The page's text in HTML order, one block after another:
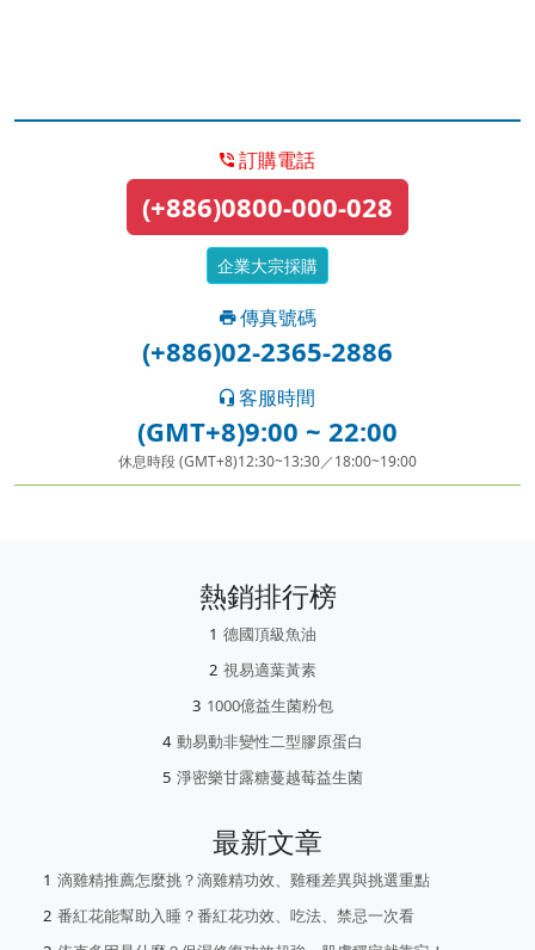
訂購電話
(+886)0800-000-028
企業大宗採購
傳真號碼
(+886)02-2365-2886
客服時間
(GMT+8)9:00 ~ 22:00
休息時段 (GMT+8)12:30~13:30／18:00~19:00
熱銷排行榜
德國頂級魚油
視易適葉黃素
1000億益生菌粉包
動易動非變性二型膠原蛋白
淨密樂甘露糖蔓越莓益生菌
最新文章
滴雞精推薦怎麼挑？滴雞精功效、雞種差異與挑選重點
番紅花能幫助入睡？番紅花功效、吃法、禁忌一次看